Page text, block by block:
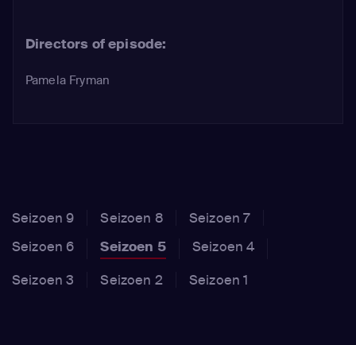
Directors of episode:
Pamela Fryman
Seizoen 9 Seizoen 8
Seizoen 7
Seizoen 6
Seizoen 5
Seizoen 4
Seizoen 3
Seizoen 2 Seizoen 1